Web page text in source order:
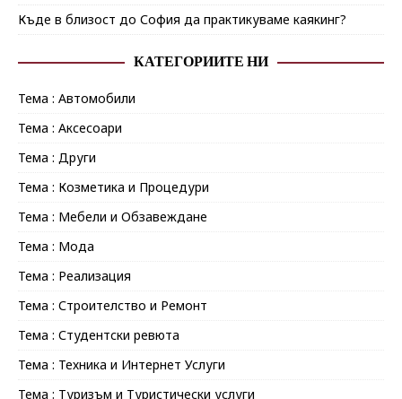
Къде в близост до София да практикуваме каякинг?
КАТЕГОРИИТЕ НИ
Тема : Автомобили
Тема : Аксесоари
Тема : Други
Тема : Козметика и Процедури
Тема : Мебели и Обзавеждане
Тема : Мода
Тема : Реализация
Тема : Строителство и Ремонт
Тема : Студентски ревюта
Тема : Техника и Интернет Услуги
Тема : Туризъм и Туристически услуги